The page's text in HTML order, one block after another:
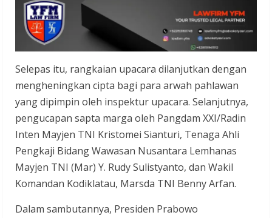
Selepas itu, rangkaian upacara dilanjutkan dengan
mengheningkan cipta bagi para arwah pahlawan
yang dipimpin oleh inspektur upacara. Selanjutnya,
pengucapan sapta marga oleh Pangdam XXI/Radin
Inten Mayjen TNI Kristomei Sianturi, Tenaga Ahli
Pengkaji Bidang Wawasan Nusantara Lemhanas
Mayjen TNI (Mar) Y. Rudy Sulistyanto, dan Wakil
Komandan Kodiklatau, Marsda TNI Benny Arfan.
Dalam sambutannya, Presiden Prabowo